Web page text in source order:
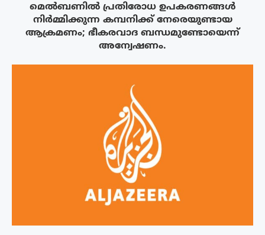
മെൽബണിൽ പ്രതിരോധ ഉപകരണങ്ങൾ
നിർമ്മിക്കുന്ന കമ്പനിക്ക് നേരെയുണ്ടായ
ആക്രമണം; ഭീകരവാദ ബന്ധമുണ്ടോയെന്ന്
അന്വേഷണം.